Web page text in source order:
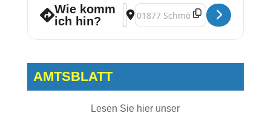
Wie komm
ich hin?
Address - Musikalischer Nachmittag
Destination Address -
AMTSBLATT
Lesen Sie hier unser